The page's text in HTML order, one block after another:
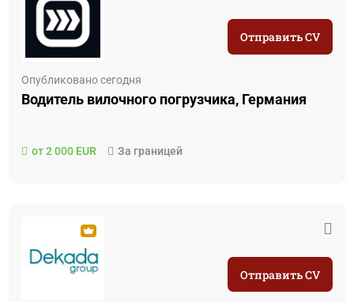
Опубликовано сегодня
Водитель вилочного погрузчика, Германия
от 2 000 EUR За границей
Отправить CV
Отправить CV